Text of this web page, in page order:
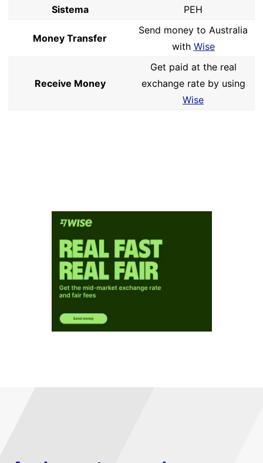
Sistema
PEH
Money Transfer
Send money to Australia
with Wise
Receive Money
Get paid at the real
exchange rate by using
Wise